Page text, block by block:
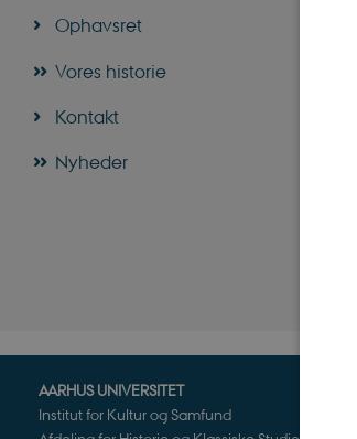
Ophavsret
Vores historie
Kontakt
Nyheder
AARHUS UNIVERSITET
Institut for Kultur og Samfund